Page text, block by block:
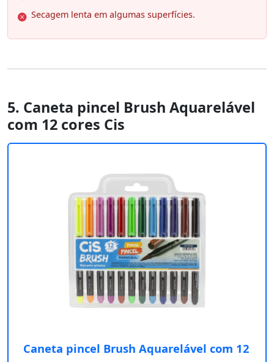
Secagem lenta em algumas superfícies.
5. Caneta pincel Brush Aquarelável
com 12 cores Cis
Caneta pincel Brush Aquarelável com 12